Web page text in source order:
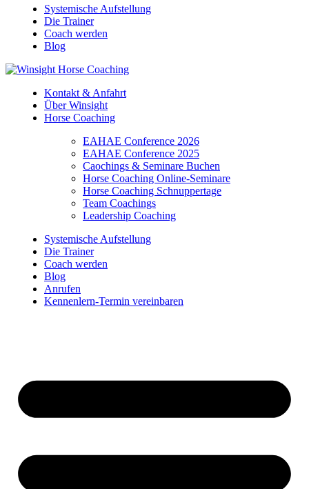
Systemische Aufstellung
Die Trainer
Coach werden
Blog
Kontakt & Anfahrt
Über Winsight
Horse Coaching
EAHAE Conference 2026
EAHAE Conference 2025
Caochings & Seminare Buchen
Horse Coaching Online-Seminare
Horse Coaching Schnuppertage
Team Coachings
Leadership Coaching
Systemische Aufstellung
Die Trainer
Coach werden
Blog
Anrufen
Kennenlern-Termin vereinbaren